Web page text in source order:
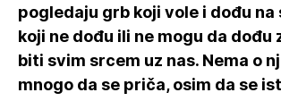
pogledaju grb koji vole i dođu na
koji ne dođu ili ne mogu da dođu
biti svim srcem uz nas. Nema o
mnogo da se priča, osim da se